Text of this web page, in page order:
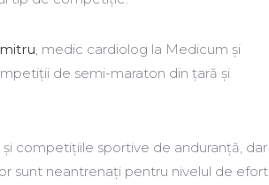
, medic cardiolog la Medicum și
de semi-maraton din țară și
competițiile sportive de anduranță, dar
sunt neantrenați pentru nivelul de efort